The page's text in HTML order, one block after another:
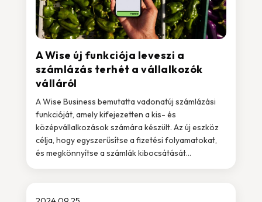
A Wise új funkciója leveszi a
számlázás terhét a vállalkozók
válláról
A Wise Business bemutatta vadonatúj számlázási
funkcióját, amely kifejezetten a kis- és
középvállalkozások számára készült. Az új eszköz
célja, hogy egyszerűsítse a fizetési folyamatokat,
és megkönnyítse a számlák kibocsátását...